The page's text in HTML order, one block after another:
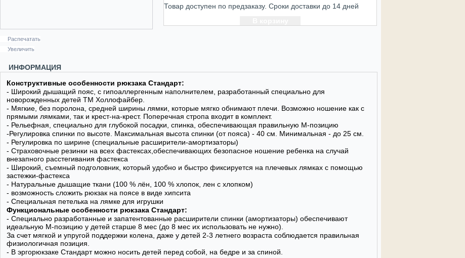
Распечатать
Увеличить
Товар доступен по предзаказу. Сроки доставки до 14 дней
ИНФОРМАЦИЯ
Конструктивные особенности рюкзака Стандарт:
- Широкий дышащий пояс, с гипоаллергенным наполнителем, разработанный специально для
новорожденных детей ТМ Холлофайбер.
- Мягкие, без поролона, средней ширины лямки, которые мягко обнимают плечи. Возможно ношение как с
прямыми лямками, так и крест-на-крест. Поперечная стропа входит в комплект.
- Рельефная, специально для глубокой посадки, спинка, обеспечивающая правильную М-позицию
-Регулировка спинки по высоте. Максимальная высота спинки (от пояса) - 40 см. Минимальная - до 25 см.
- Регулировка по ширине (специальные расширители-амортизаторы)
- Страховочные резинки на всех фастексах,обеспечивающих безопасное ношение ребенка на случай
внезапного расстегивания фастекса
- Широкий, съемный подголовник, который удобно и быстро фиксируется на плечевых лямках с помощью
застежки-фастекса
- Натуральные дышащие ткани (100 % лён, 100 % хлопок, лен с хлопком)
- возможность сложить рюкзак на поясе в виде хипсита
- Специальная петелька на лямке для игрушки
Функциональные особенности рюкзака Стандарт:
- Специально разработанные и запатентованные расширители спинки (амортизаторы) обеспечивают
идеальную М-позицию у детей старше 8 мес (до 8 мес их использовать не нужно).
За счет мягкой и упругой поддержки колена, даже у детей 2-3 летнего возраста соблюдается правильная
физиологичная позиция.
- В эргорюкзаке Стандарт можно носить детей перед собой, на бедре и за спиной.